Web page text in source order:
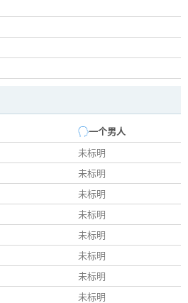
一个男人
未标明
未标明
未标明
未标明
未标明
未标明
未标明
未标明